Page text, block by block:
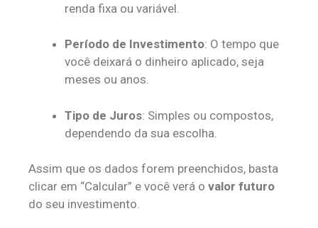
renda fixa ou variável.
Período de Investimento: O tempo que
você deixará o dinheiro aplicado, seja
meses ou anos.
Tipo de Juros: Simples ou compostos,
dependendo da sua escolha.
Assim que os dados forem preenchidos, basta
clicar em “Calcular” e você verá o valor futuro
do seu investimento.